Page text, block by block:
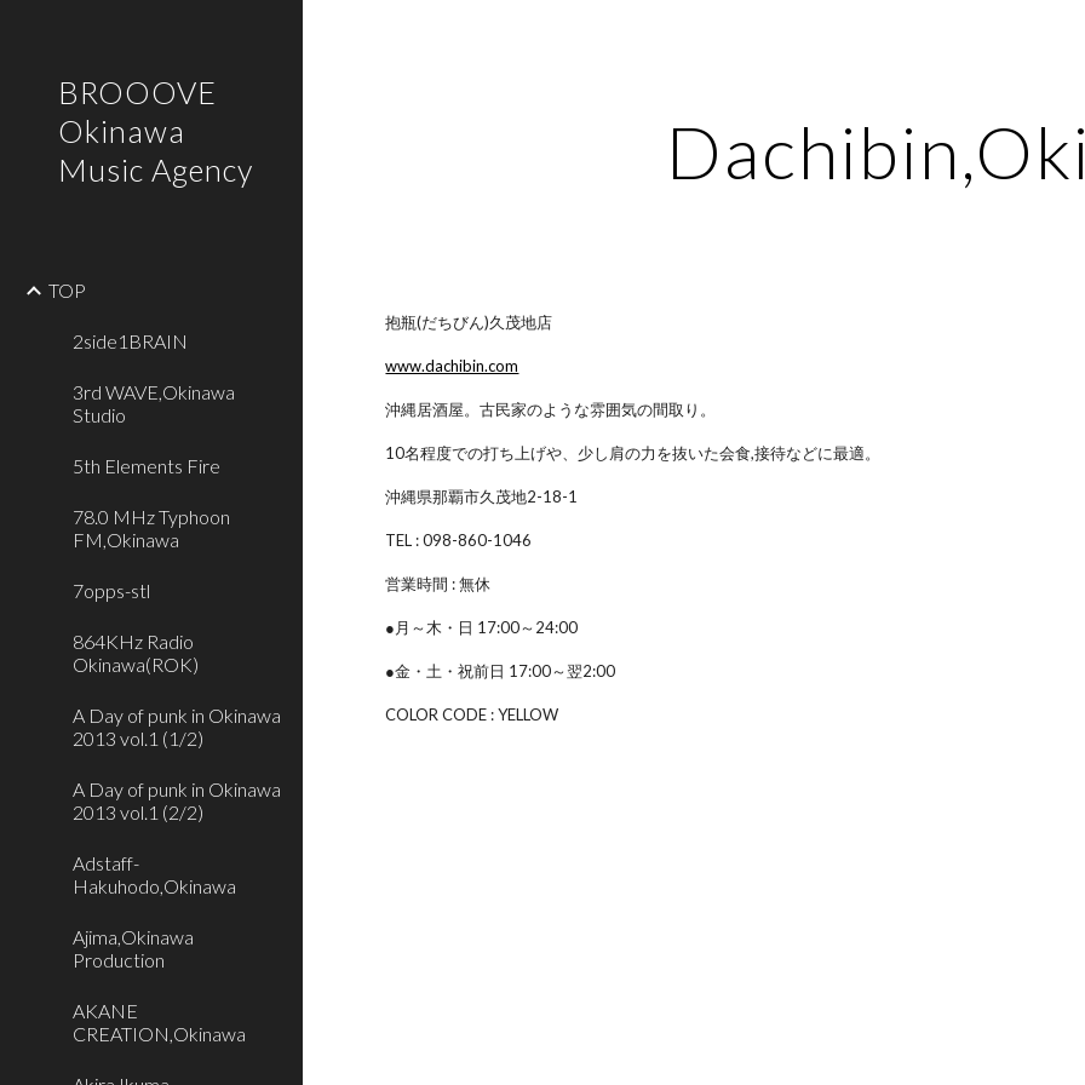
BROOOVE
Okinawa
Music Agency
TOP
2side1BRAIN
3rd WAVE,Okinawa
Studio
5th Elements Fire
78.0 MHz Typhoon
FM,Okinawa
7opps-stl
864KHz Radio
Okinawa(ROK)
A Day of punk in Okinawa
2013 vol.1 (1/2)
A Day of punk in Okinawa
2013 vol.1 (2/2)
Adstaff-
Hakuhodo,Okinawa
Ajima,Okinawa
Production
AKANE
CREATION,Okinawa
抱瓶(だちびん)久茂地店
www.dachibin.com
沖縄居酒屋。古民家のような雰囲気の間取り。
10名程度での打ち上げや、少し肩の力を抜いた会食,接待などに最適。
沖縄県那覇市久茂地2-18-1
TEL : 098-860-1046
営業時間 : 無休
●月～木・日 17:00～24:00
●金・土・祝前日 17:00～翌2:00
COLOR CODE : YELLOW